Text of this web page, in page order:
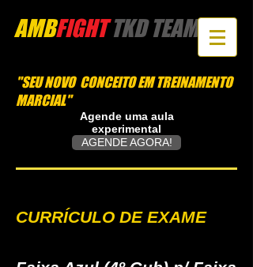
AMBFIGHT​ TKD TEAM
"SEU NOVO CONCEITO EM TREINAMENTO
MARCIAL"
Agende uma aula
experimental
AGENDE AGORA!
CURRÍCULO DE EXAME